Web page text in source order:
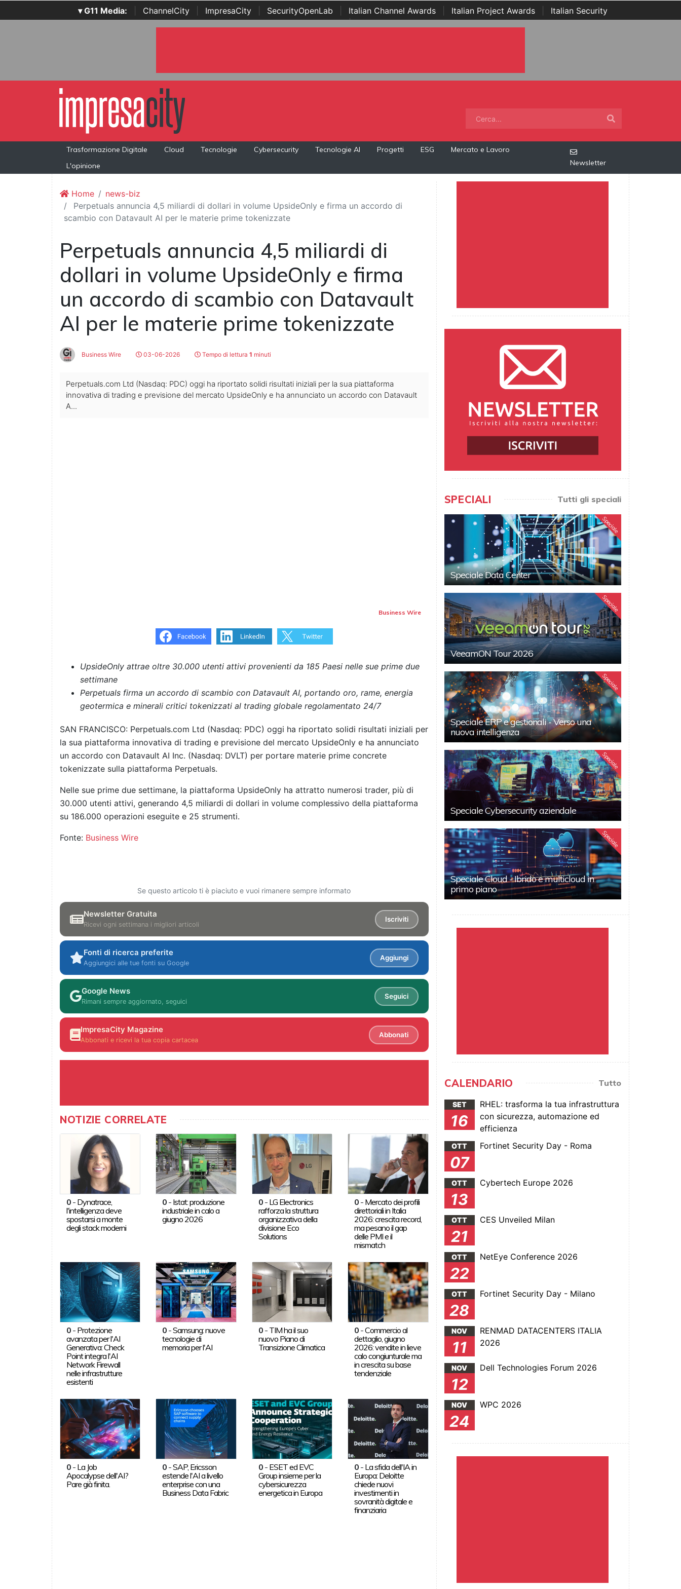
▾ G11 Media: ChannelCity ImpresaCity SecurityOpenLab Italian Channel Awards Italian Project Awards
Italian Security
Awards | ...
Trasformazione Digitale Cloud Tecnologie Cybersecurity Tecnologie AI Progetti ESG
Mercato e Lavoro
L'opinione
Newsletter
Home
news-biz
Perpetuals annuncia 4,5 miliardi di dollari in volume UpsideOnly e firma un accordo di
scambio con Datavault AI per le materie prime tokenizzate
Perpetuals annuncia 4,5 miliardi di
dollari in volume UpsideOnly e firma
un accordo di scambio con Datavault
AI per le materie prime tokenizzate
Business Wire 03-06-2026 Tempo di lettura 1 minuti
Perpetuals.com Ltd (Nasdaq: PDC) oggi ha riportato solidi risultati iniziali per la sua piattaforma
innovativa di trading e previsione del mercato UpsideOnly e ha annunciato un accordo con Datavault
A...
Business Wire
UpsideOnly attrae oltre 30.000 utenti attivi provenienti da 185 Paesi nelle sue prime due
settimane
Perpetuals firma un accordo di scambio con Datavault AI, portando oro, rame, energia
geotermica e minerali critici tokenizzati al trading globale regolamentato 24/7
SAN FRANCISCO: Perpetuals.com Ltd (Nasdaq: PDC) oggi ha riportato solidi risultati iniziali per
la sua piattaforma innovativa di trading e previsione del mercato UpsideOnly e ha annunciato
un accordo con Datavault AI Inc. (Nasdaq: DVLT) per portare materie prime concrete
tokenizzate sulla piattaforma Perpetuals.
Nelle sue prime due settimane, la piattaforma UpsideOnly ha attratto numerosi trader, più di
30.000 utenti attivi, generando 4,5 miliardi di dollari in volume complessivo della piattaforma
su 186.000 operazioni eseguite e 25 strumenti.
Fonte: Business Wire
Se questo articolo ti è piaciuto e vuoi rimanere sempre informato
Newsletter Gratuita
Ricevi ogni settimana i migliori articoli
Iscriviti
Fonti di ricerca preferite
Aggiungici alle tue fonti su Google
Aggiungi
Google News
Rimani sempre aggiornato, seguici
Seguici
ImpresaCity Magazine
Abbonati e ricevi la tua copia cartacea
Abbonati
NOTIZIE CORRELATE
0- Dynatrace,
l'intelligenza deve
spostarsi a monte
degli stack moderni
0 - Istat: produzione
industriale in calo a
giugno 2026
0- LG Electronics
rafforza la struttura
organizzativa della
divisione Eco
Solutions
0 - Mercato dei profili
direttoriali in Italia
2026: crescita record,
ma pesano il gap
delle PMI e il
mismatch
0- Protezione
avanzata per l'AI
Generativa: Check
Point integra l'AI
Network Firewall
nelle infrastrutture
esistenti
0 -Samsung: nuove
tecnologie di
memoria per l'AI
0- TIM ha il suo
nuovo Piano di
Transizione Climatica
0 -Commercio al
dettaglio, giugno
2026: vendite in lieve
calo congiunturale ma
in crescita su base
tendenziale
0- La Job
Apocalypse dell'AI?
Pare già finita.
0 -SAP, Ericsson
estende l'AI a livello
enterprise con una
Business Data Fabric
0- ESET ed EVC
Group insieme per la
cybersicurezza
energetica in Europa
0 - La sfida dell'IA in
Europa: Deloitte
chiede nuovi
investimenti in
sovranità digitale e
finanziaria
SPECIALI Tutti gli speciali
Speciale
Speciale Data Center
Speciale
VeeamON Tour 2026
Speciale
Speciale ERP e gestionali - Verso una
nuova intelligenza
Speciale
Speciale Cybersecurity aziendale
Speciale
Speciale Cloud - Ibrido e multicloud in
primo piano
CALENDARIO Tutto
SET
16
RHEL: trasforma la tua infrastruttura
con sicurezza, automazione ed
efficienza
OTT
07
Fortinet Security Day - Roma
OTT
13
Cybertech Europe 2026
OTT
21
CES Unveiled Milan
OTT
22
NetEye Conference 2026
OTT
28
Fortinet Security Day - Milano
NOV
11
RENMAD DATACENTERS ITALIA
2026
NOV
12
Dell Technologies Forum 2026
NOV
24
WPC 2026